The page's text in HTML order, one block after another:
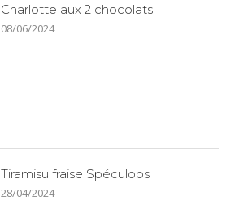
Charlotte aux 2 chocolats
08/06/2024
Tiramisu fraise Spéculoos
28/04/2024